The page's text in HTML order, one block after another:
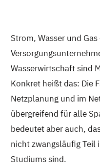
Strom, Wasser und
Wasserwirtschaft sind
Konkret heißt das: Die
Netzplanung und im
übergreifend für alle
bedeutet aber auch,
nicht zwangsläufig Teil
Studiums sind.